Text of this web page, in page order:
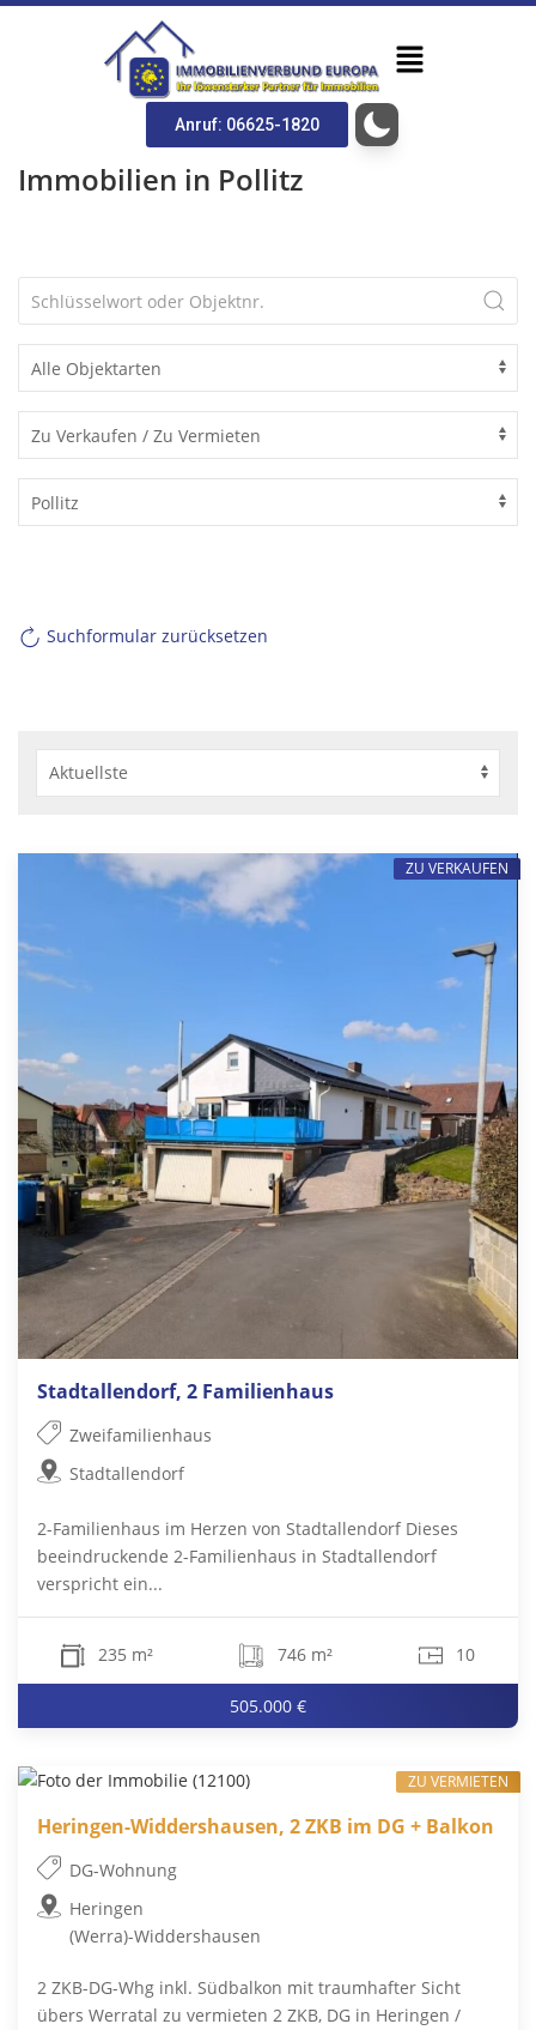
Anruf: 06625-1820
Immobilien in Pollitz
Suchformular zurücksetzen
Stadtallendorf, 2 Familienhaus
Zweifamilienhaus
Stadtallendorf
2-Familienhaus im Herzen von Stadtallendorf Dieses
beeindruckende 2-Familienhaus in Stadtallendorf
verspricht ein...
235 m² 746 m² 10
505.000 €
ZU VERKAUFEN
Heringen-Widdershausen, 2 ZKB im DG + Balkon
DG-Wohnung
Heringen
(Werra)-Widdershausen
2 ZKB-DG-Whg inkl. Südbalkon mit traumhafter Sicht
übers Werratal zu vermieten 2 ZKB, DG in Heringen /
ZU VERMIETEN